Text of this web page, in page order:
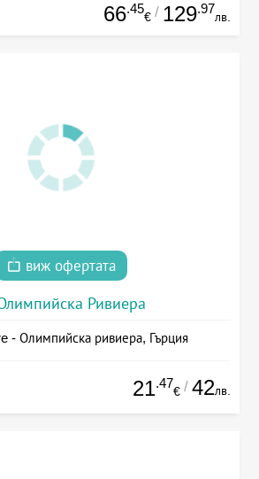
66.45
€ / 129.97
лв.
виж офертата
Ривиера
- Олимпийска ривиера, Гърция
21.47
€ / 42лв.